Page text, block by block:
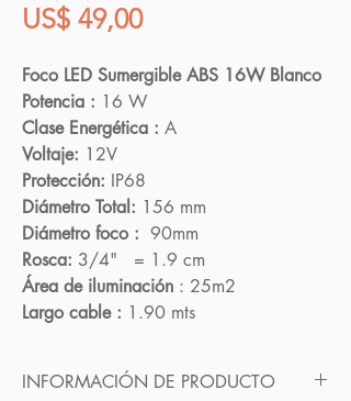
US$ 49,00Precio
Foco LED Sumergible ABS 16W Blanco
Potencia : 16 W
Clase Energética : A
Voltaje: 12V
Protección: IP68
Diámetro Total: 156 mm
Diámetro foco : 90mm
Rosca: 3/4" = 1.9 cm
Área de iluminación : 25m2
Largo cable : 1.90 mts
INFORMACIÓN DE PRODUCTO